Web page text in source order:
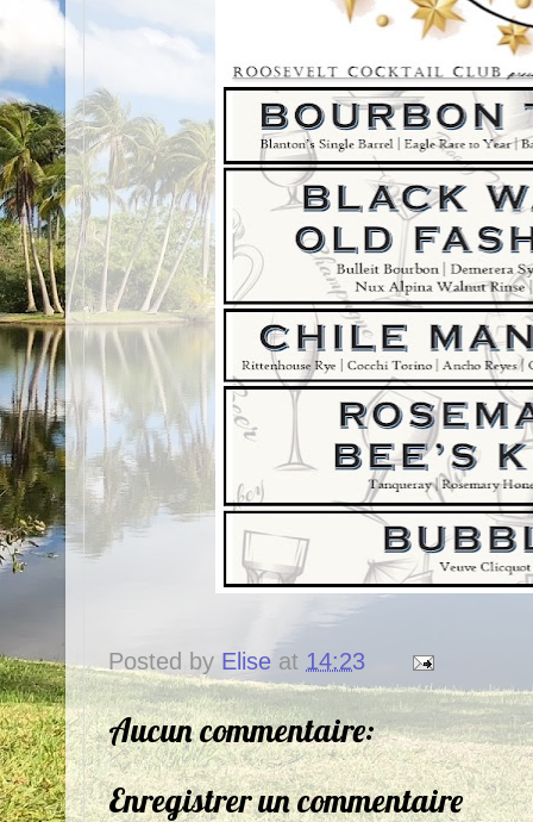
Posted by Elise at 14:23
Aucun commentaire:
Enregistrer un commentaire